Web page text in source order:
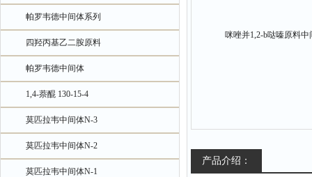
帕罗韦德中间体系列
四羟丙基乙二胺原料
帕罗韦德中间体
1,4-萘醌 130-15-4
莫匹拉韦中间体N-3
莫匹拉韦中间体N-2
莫匹拉韦中间体N-1
产品介绍：